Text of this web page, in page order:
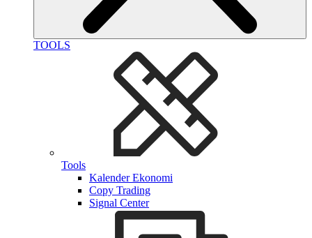
TOOLS
Tools
Kalender Ekonomi
Copy Trading
Signal Center